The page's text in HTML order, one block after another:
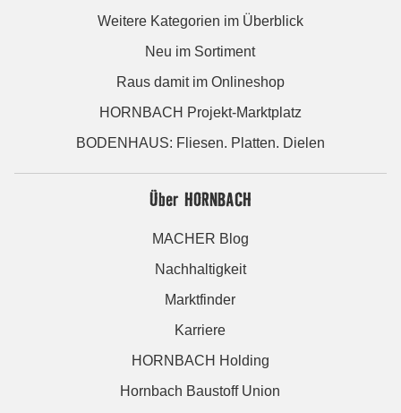
Weitere Kategorien im Überblick
Neu im Sortiment
Raus damit im Onlineshop
HORNBACH Projekt-Marktplatz
BODENHAUS: Fliesen. Platten. Dielen
Über HORNBACH
MACHER Blog
Nachhaltigkeit
Marktfinder
Karriere
HORNBACH Holding
Hornbach Baustoff Union